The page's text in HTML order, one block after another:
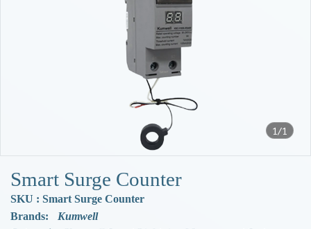
1/1
Smart Surge Counter
SKU : Smart Surge Counter
Brands:
Kumwell